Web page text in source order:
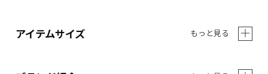
アイテムサイズ もっと見る